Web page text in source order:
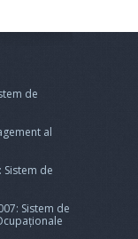
de
al
Sistem de
Sistem de